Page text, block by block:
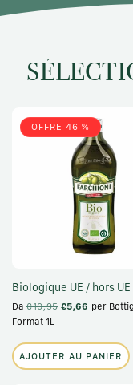
OFFRE 46 %
Biologique UE / hors UE
Da €10,95 €5,66 per
Format 1L
AJOUTER AU PANIER